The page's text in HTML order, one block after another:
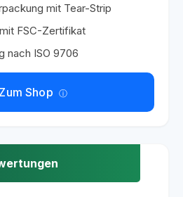
mit Tear-Strip
FSC-Zertifikat
nach ISO 9706
Zum Shop